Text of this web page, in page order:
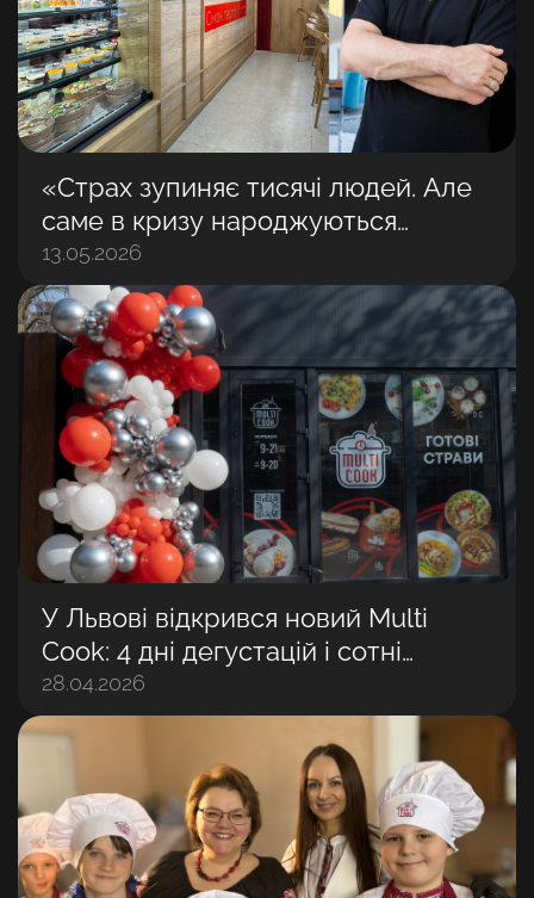
«Страх зупиняє тисячі людей. Але
саме в кризу народжуються
найбільші бізнеси»: Володимир
Матвійчук
13.05.2026
У Львові відкрився новий Multi
Cook: 4 дні дегустацій і сотні
задоволених гостей
28.04.2026